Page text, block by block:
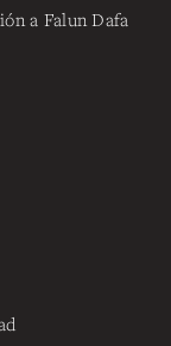
a Falun Dafa